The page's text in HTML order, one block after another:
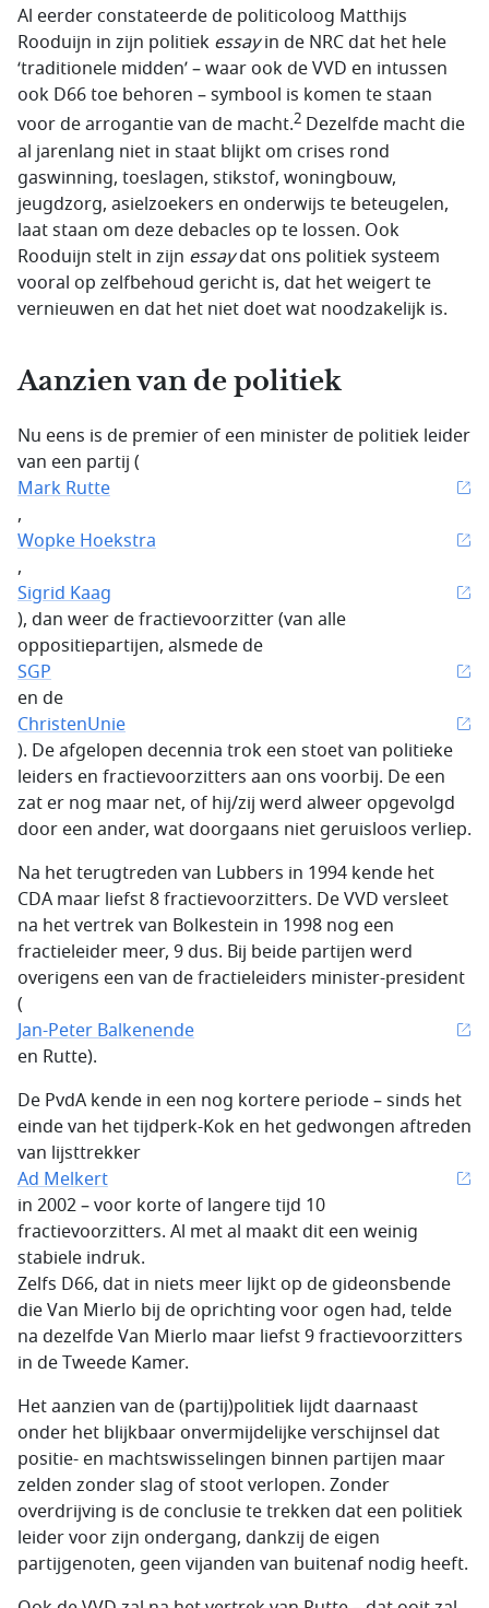
Al eerder constateerde de politicoloog Matthijs
Rooduijn in zijn politiek essayin de NRC dat het hele
‘traditionele midden’ – waar ook de VVD en intussen
ook D66 toe behoren – symbool is komen te staan
voor de arrogantie van de macht.2 Dezelfde macht die
al jarenlang niet in staat blijkt om crises rond
gaswinning, toeslagen, stikstof, woningbouw,
jeugdzorg, asielzoekers en onderwijs te beteugelen,
laat staan om deze debacles op te lossen. Ook
Rooduijn stelt in zijn essaydat ons politiek systeem
vooral op zelfbehoud gericht is, dat het weigert te
vernieuwen en dat het niet doet wat noodzakelijk is.
Aanzien van de politiek
Nu eens is de premier of een minister de politiek leider
van een partij (
Mark Rutte
,
Wopke Hoekstra
,
Sigrid Kaag
), dan weer de fractievoorzitter (van alle
oppositiepartijen, alsmede de
SGP
en de
ChristenUnie
). De afgelopen decennia trok een stoet van politieke
leiders en fractievoorzitters aan ons voorbij. De een
zat er nog maar net, of hij/zij werd alweer opgevolgd
door een ander, wat doorgaans niet geruisloos verliep.
Na het terugtreden van Lubbers in 1994 kende het
CDA maar liefst 8 fractievoorzitters. De VVD versleet
na het vertrek van Bolkestein in 1998 nog een
fractieleider meer, 9 dus. Bij beide partijen werd
overigens een van de fractieleiders minister-president
(
Jan-Peter Balkenende
en Rutte).
De PvdA kende in een nog kortere periode – sinds het
einde van het tijdperk-Kok en het gedwongen aftreden
van lijsttrekker
Ad Melkert
in 2002 – voor korte of langere tijd 10
fractievoorzitters. Al met al maakt dit een weinig
stabiele indruk.
Zelfs D66, dat in niets meer lijkt op de gideonsbende
die Van Mierlo bij de oprichting voor ogen had, telde
na dezelfde Van Mierlo maar liefst 9 fractievoorzitters
in de Tweede Kamer.
Het aanzien van de (partij)politiek lijdt daarnaast
onder het blijkbaar onvermijdelijke verschijnsel dat
positie- en machtswisselingen binnen partijen maar
zelden zonder slag of stoot verlopen. Zonder
overdrijving is de conclusie te trekken dat een politiek
leider voor zijn ondergang, dankzij de eigen
partijgenoten, geen vijanden van buitenaf nodig heeft.